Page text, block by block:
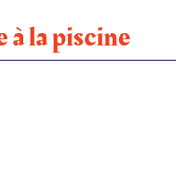
la piscine